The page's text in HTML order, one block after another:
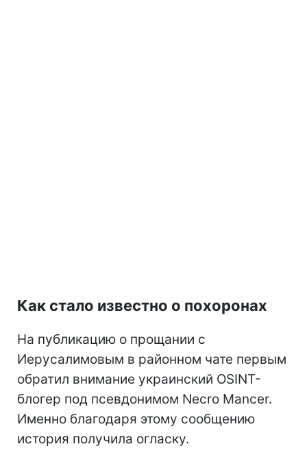
Как стало известно о похоронах
На публикацию о прощании с
Иерусалимовым в районном чате первым
обратил внимание украинский OSINT-
блогер под псевдонимом Necro Mancer.
Именно благодаря этому сообщению
история получила огласку.